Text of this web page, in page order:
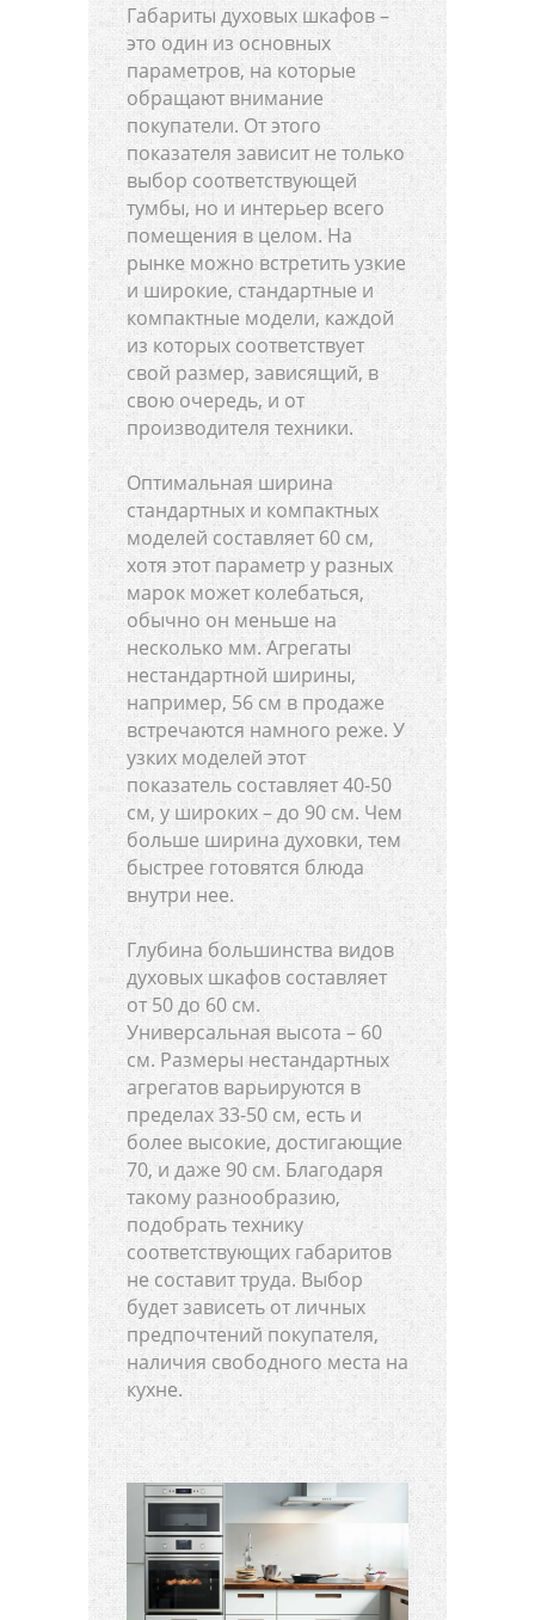
Габариты духовых шкафов –
это один из основных
параметров, на которые
обращают внимание
покупатели. От этого
показателя зависит не только
выбор соответствующей
тумбы, но и интерьер всего
помещения в целом. На
рынке можно встретить узкие
и широкие, стандартные и
компактные модели, каждой
из которых соответствует
свой размер, зависящий, в
свою очередь, и от
производителя техники.
Оптимальная ширина
стандартных и компактных
моделей составляет 60 см,
хотя этот параметр у разных
марок может колебаться,
обычно он меньше на
несколько мм. Агрегаты
нестандартной ширины,
например, 56 см в продаже
встречаются намного реже. У
узких моделей этот
показатель составляет 40-50
см, у широких – до 90 см. Чем
больше ширина духовки, тем
быстрее готовятся блюда
внутри нее.
Глубина большинства видов
духовых шкафов составляет
от 50 до 60 см.
Универсальная высота – 60
см. Размеры нестандартных
агрегатов варьируются в
пределах 33-50 см, есть и
более высокие, достигающие
70, и даже 90 см. Благодаря
такому разнообразию,
подобрать технику
соответствующих габаритов
не составит труда. Выбор
будет зависеть от личных
предпочтений покупателя,
наличия свободного места на
кухне.